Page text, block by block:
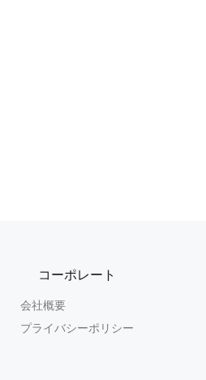
コーポレート
会社概要
プライバシーポリシー